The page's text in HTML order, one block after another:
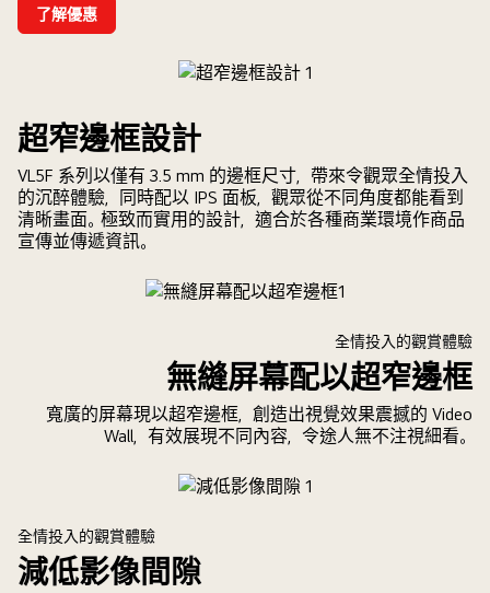
了解優惠
超窄邊框設計
VL5F 系列以僅有 3.5 mm 的邊框尺寸，帶來令觀眾全情投入
的沉醉體驗，同時配以 IPS 面板，觀眾從不同角度都能看到
清晰畫面。極致而實用的設計，適合於各種商業環境作商品
宣傳並傳遞資訊。
全情投入的觀賞體驗
無縫屏幕配以超窄邊框
寬廣的屏幕現以超窄邊框，創造出視覺效果震撼的 Video
Wall，有效展現不同內容，令途人無不注視細看。
全情投入的觀賞體驗
減低影像間隙